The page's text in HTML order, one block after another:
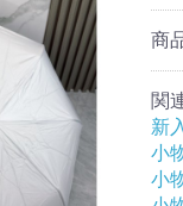
商
関
新
小
小